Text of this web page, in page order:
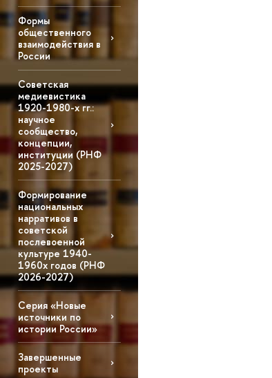
Формы
общественного
взаимодействия в
России
Советская
медиевистика
1920-1980-х гг.:
научное
сообщество,
концепции,
институции (РНФ
2025-2027)
Формирование
национальных
нарративов в
советской
послевоенной
культуре 1940-
1960х годов (РНФ
2026-2027)
Серия «Новые
источники по
истории России»
Завершенные
проекты